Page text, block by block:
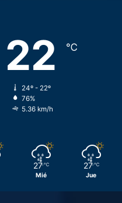
22 ℃
24º - 22º
76%
5.36 km/h
27 ℃
Mié
27 ℃
Jue